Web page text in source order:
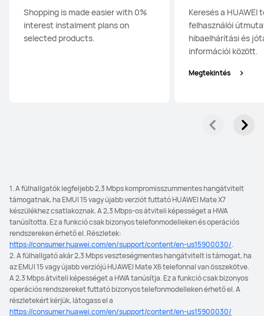
Shopping is made easier with 0%
interest instalment plans on
selected products.
Keresés a HUAWEI
felhasználói
hibaelhárítási és
információi között.
Megtekintés
1. A fülhallgatók legfeljebb 2,3 Mbps kompromisszummentes hangátvitelt
támogatnak, ha EMUI 15 vagy újabb verziót futtató HUAWEI Mate X7
készülékhez csatlakoznak. A 2,3 Mbps-os átviteli képességet a HWA
tanúsította. Ez a funkció csak bizonyos telefonmodelleken és operációs
rendszereken érhető el. Részletek:
https://consumer.huawei.com/en/support/content/en-us15900030/.
2. A fülhallgató akár 2,3 Mbps veszteségmentes hangátvitelt is támogat, ha
az EMUI 15 vagy újabb verziójú HUAWEI Mate X6 telefonnal van összekötve.
A 2,3 Mbps átviteli képességet a HWA tanúsítja. Ez a funkció csak bizonyos
operációs rendszereket futtató bizonyos telefonmodelleken érhető el. A
részletekért kérjük, látogass el a
https://consumer.huawei.com/en/support/content/en-us15900030/